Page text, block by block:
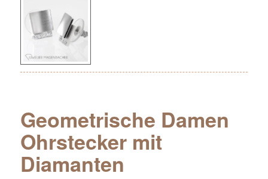
Geometrische Damen
Ohrstecker mit
Diamanten